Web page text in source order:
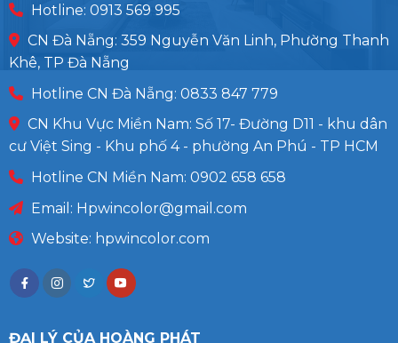
Hotline: 0913 569 995
CN Đà Nẵng: 359 Nguyễn Văn Linh, Phường Thanh
Khê, TP Đà Nẵng
Hotline CN Đà Nẵng: 0833 847 779
CN Khu Vực Miền Nam: Số 17- Đường D11 - khu dân
cư Việt Sing - Khu phố 4 - phường An Phú - TP HCM
Hotline CN Miền Nam: 0902 658 658
Email: Hpwincolor@gmail.com
Website: hpwincolor.com
ĐẠI LÝ CỦA HOÀNG PHÁT